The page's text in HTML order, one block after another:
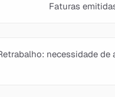
Faturas
necessidade